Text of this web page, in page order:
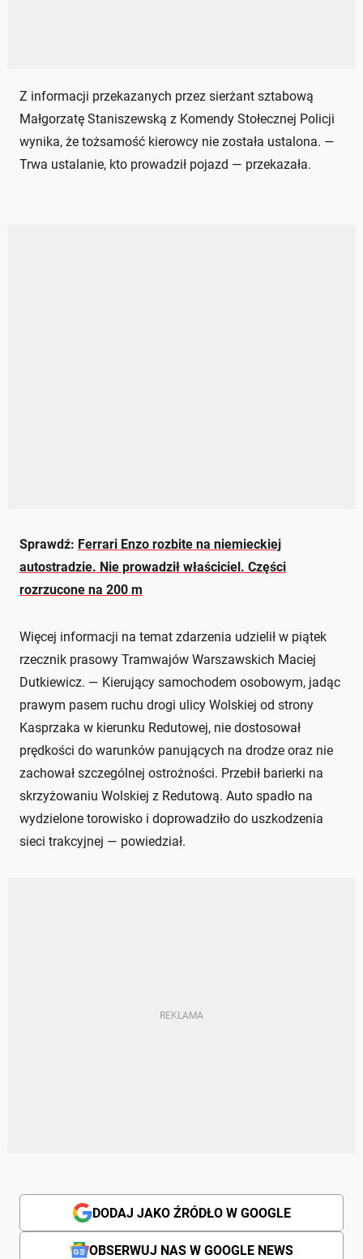
Z informacji przekazanych przez sierżant sztabową
Małgorzatę Staniszewską z Komendy Stołecznej Policji
wynika, że tożsamość kierowcy nie została ustalona. —
Trwa ustalanie, kto prowadził pojazd — przekazała.
Sprawdź: Ferrari Enzo rozbite na niemieckiej
autostradzie. Nie prowadził właściciel. Części
rozrzucone na 200 m
Więcej informacji na temat zdarzenia udzielił w piątek
rzecznik prasowy Tramwajów Warszawskich Maciej
Dutkiewicz. — Kierujący samochodem osobowym, jadąc
prawym pasem ruchu drogi ulicy Wolskiej od strony
Kasprzaka w kierunku Redutowej, nie dostosował
prędkości do warunków panujących na drodze oraz nie
zachował szczególnej ostrożności. Przebił barierki na
skrzyżowaniu Wolskiej z Redutową. Auto spadło na
wydzielone torowisko i doprowadziło do uszkodzenia
sieci trakcyjnej — powiedział.
DODAJ JAKO ŹRÓDŁO W GOOGLE
OBSERWUJ NAS W GOOGLE NEWS